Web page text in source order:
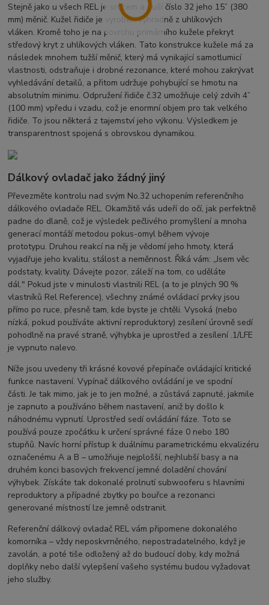
Stejně jako u všech REL je srdcem a duší číslo 32 jeho 15” (380
mm) měnič. Kužel řidiče je vyroben výhradně z uhlíkových
vláken. Kromě toho je na povrchu primárního kužele překryt
středový kryt z uhlíkových vláken. Tato konstrukce kužele má za
následek mnohem tužší měnič, který má vynikající samotlumicí
vlastnosti, odstraňuje i drobné rezonance, které mohou zakrývat
vyhledávání detailů, a přitom udržuje pohybující se hmotu na
absolutním minimu. Odpružení řidiče č.32 umožňuje celý zdvih 4”
(100 mm) vpředu i vzadu, což je enormní objem pro tak velkého
řidiče. To jsou některá z tajemství jeho výkonu. Výsledkem je
transparentnost spojená s obrovskou dynamikou.
Dálkový ovladač jako žádný jiný
Převezměte kontrolu nad svým No.32 uchopením referenčního
dálkového ovladače REL. Okamžitě vás udeří do očí, jak perfektně
padne do dlaně, což je výsledek pečlivého promyšlení a mnoha
generací montáží metodou pokus-omyl během vývoje
prototypu. Druhou reakcí na něj je vědomí jeho hmoty, která
vyjadřuje jeho kvalitu, stálost a neměnnost. Říká vám: „Jsem věc
podstaty, kvality. Dávejte pozor, záleží na tom, co uděláte
dál." Pokud jste v minulosti vlastnili REL (a to je plných 90 %
vlastníků Rel Reference), všechny známé ovládací prvky jsou
přímo po ruce, přesně tam, kde byste je chtěli. Vysoká (nebo
nízká, pokud používáte aktivní reproduktory) zesílení úrovně sedí
pohodlně na pravé straně, výhybka je uprostřed a zesílení .1/LFE
je vypnuto nalevo.
Níže jsou uvedeny tři krásné kovové přepínače ovládající kritické
funkce nastavení. Vypínač dálkového ovládání je ve spodní
části. Je tak mimo, jak je to jen možné, a zůstává zapnuté, jakmile
je zapnuto a používáno během nastavení, aniž by došlo k
náhodnému vypnutí. Uprostřed sedí ovládání fáze. Toto se
používá pouze zpočátku k určení správné fáze 0 nebo 180
stupňů. Navíc horní přístup k duálnímu parametrickému ekvalizéru
označenému A a B – umožňuje nejplošší, nejhlubší basy a na
druhém konci basových frekvencí jemné doladění chování
výhybek. Získáte tak dokonalé prolnutí subwooferu s hlavními
reproduktory a případné zbytky po bouřce a rezonanci
generované místností lze jemně odstranit.
Referenční dálkový ovladač REL vám připomene dokonalého
komorníka – vždy neposkvrněného, ​​nepostradatelného, ​​když je
zavolán, a poté tiše odložený až do budoucí doby, kdy možná
doplňky nebo další vylepšení vašeho systému budou vyžadovat
jeho služby.